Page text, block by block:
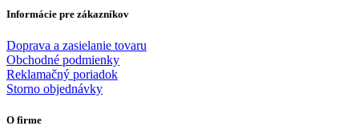
Informácie pre zákazníkov
Doprava a zasielanie tovaru
Obchodné podmienky
Reklamačný poriadok
Storno objednávky
O firme